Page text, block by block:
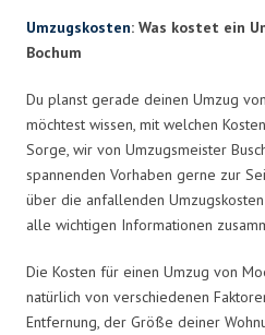
Umzugskosten: Was kostet ein
Bochum
Du planst gerade deinen Umzug
möchtest wissen, mit welchen
Sorge, wir von Umzugsmeister
spannenden Vorhaben gerne zur
über die anfallenden
alle wichtigen Informationen
Die Kosten für einen Umzug von
natürlich von verschiedenen
Entfernung, der Größe deiner